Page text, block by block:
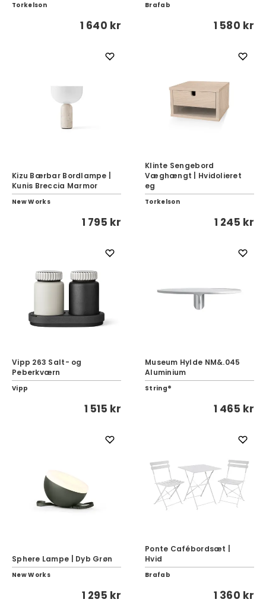
Torkelson
1 640 kr
Brafab
1 580 kr
Kizu Bærbar Bordlampe |
Kunis Breccia Marmor
New Works
1 795 kr
Klinte Sengebord
Væghængt | Hvidolieret
eg
Torkelson
1 245 kr
Vipp 263 Salt- og
Peberkværn
Vipp
1 515 kr
Museum Hylde NM&.045
Aluminium
String®
1 465 kr
Sphere Lampe | Dyb Grøn
New Works
1 295 kr
Ponte Cafébordsæt |
Hvid
Brafab
1 360 kr